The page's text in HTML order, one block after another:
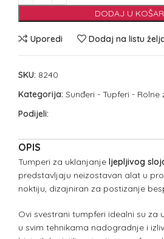
DODAJ U
Uporedi Dodaj na listu
SKU: 8240
Kategorija: Sunđeri - Tupferi - Rolne
Podijeli:
OPIS
Tumperi za uklanjanje ljepljivog
predstavljaju neizostavan alat u
noktiju, dizajniran za postizanje
Ovi svestrani tumpferi idealni su za
u svim tehnikama nadogradnje i